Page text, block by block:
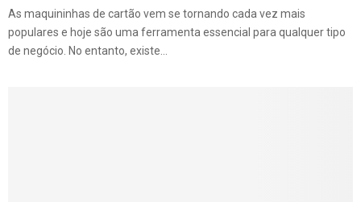
As maquininhas de cartão vem se tornando cada vez mais
populares e hoje são uma ferramenta essencial para qualquer tipo
de negócio. No entanto, existe...